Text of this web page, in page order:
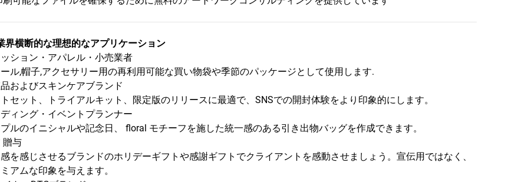
界横断的な理想的なアプリケーション
ション・アパレル・小売業者
ル,帽子,アクセサリー用の再利用可能な買い物袋や季節のパッケージとして使用します.
およびスキンケアブランド
セット、トライアルキット、限定版のリリースに最適で、SNSでの開封体験をより印象的にします。
ィング・イベントプランナー
ルのイニシャルや記念日、 floral モチーフを施した統一感のある引き出物バッグを作成できます。
贈与
を感じさせるブランドのホリデーギフトや感謝ギフトでクライアントを感動させましょう。宣伝用ではなく、
アムな印象を与えます。